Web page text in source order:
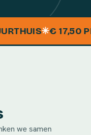
✳€ 17,50 PER
we samen